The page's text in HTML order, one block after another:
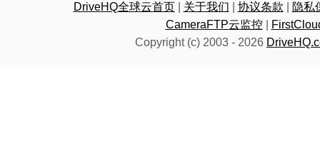
DriveHQ全球云首页| 关于我们 协议条款
隐私
CameraFTP云监控|
Copyright (c) 2003 - 2026